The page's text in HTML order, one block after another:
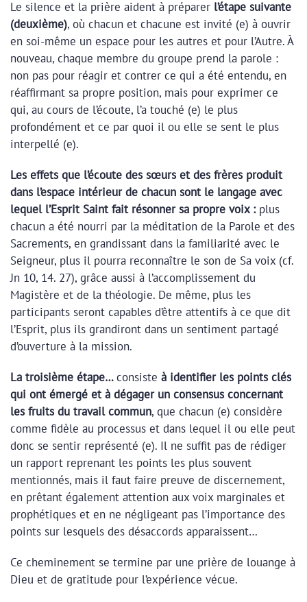
Le silence et la prière aident à préparer l’étape suivante
(deuxième), où chacun et chacune est invité (e) à ouvrir
en soi-même un espace pour les autres et pour l’Autre. À
nouveau, chaque membre du groupe prend la parole :
non pas pour réagir et contrer ce qui a été entendu, en
réaffirmant sa propre position, mais pour exprimer ce
qui, au cours de l’écoute, l’a touché (e) le plus
profondément et ce par quoi il ou elle se sent le plus
interpellé (e).
Les effets que l’écoute des sœurs et des frères produit
dans l’espace intérieur de chacun sont le langage avec
lequel l’Esprit Saint fait résonner sa propre voix : plus
chacun a été nourri par la méditation de la Parole et des
Sacrements, en grandissant dans la familiarité avec le
Seigneur, plus il pourra reconnaître le son de Sa voix (cf.
Jn 10, 14. 27), grâce aussi à l’accomplissement du
Magistère et de la théologie. De même, plus les
participants seront capables d’être attentifs à ce que dit
l’Esprit, plus ils grandiront dans un sentiment partagé
d’ouverture à la mission.
La troisième étape…consiste à identifier les points clés
qui ont émergé et à dégager un consensus concernant
les fruits du travail commun, que chacun (e) considère
comme fidèle au processus et dans lequel il ou elle peut
donc se sentir représenté (e). Il ne suffit pas de rédiger
un rapport reprenant les points les plus souvent
mentionnés, mais il faut faire preuve de discernement,
en prêtant également attention aux voix marginales et
prophétiques et en ne négligeant pas l’importance des
points sur lesquels des désaccords apparaissent…
Ce cheminement se termine par une prière de louange à
Dieu et de gratitude pour l’expérience vécue.